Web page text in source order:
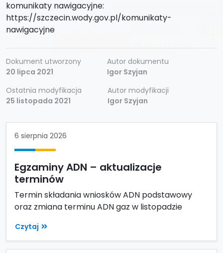
komunikaty nawigacyjne:
https://szczecin.wody.gov.pl/komunikaty-
nawigacyjne
Dokument utworzony
20 lipca 2021
Autor dokumentu
Igor Szyjan
Ostatnia modyfikacja
25 listopada 2021
Autor modyfikacji
Igor Szyjan
6 sierpnia 2026
Egzaminy ADN – aktualizacje
terminów
Termin składania wniosków ADN podstawowy
oraz zmiana terminu ADN gaz w listopadzie
Czytaj